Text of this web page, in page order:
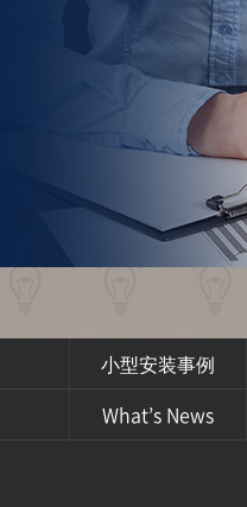
小型安装事例
What’s News